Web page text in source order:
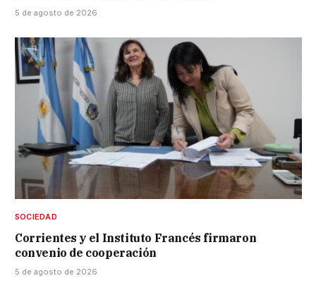
5 de agosto de 2026
SOCIEDAD
Corrientes y el Instituto Francés firmaron
convenio de cooperación
5 de agosto de 2026